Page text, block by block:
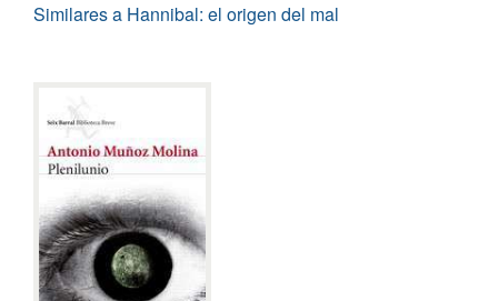
Similares a Hannibal: el origen del mal